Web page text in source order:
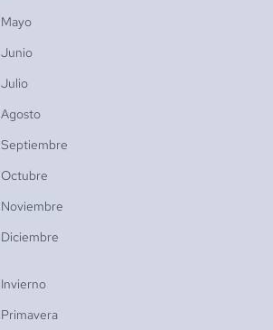
Mayo
Junio
Julio
Agosto
Septiembre
Octubre
Noviembre
Diciembre
Invierno
Primavera